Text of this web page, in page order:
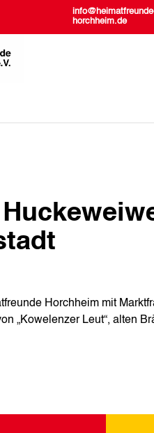
horchheim.de
Horchheim mit
„Kowelenzer Leut“, alten